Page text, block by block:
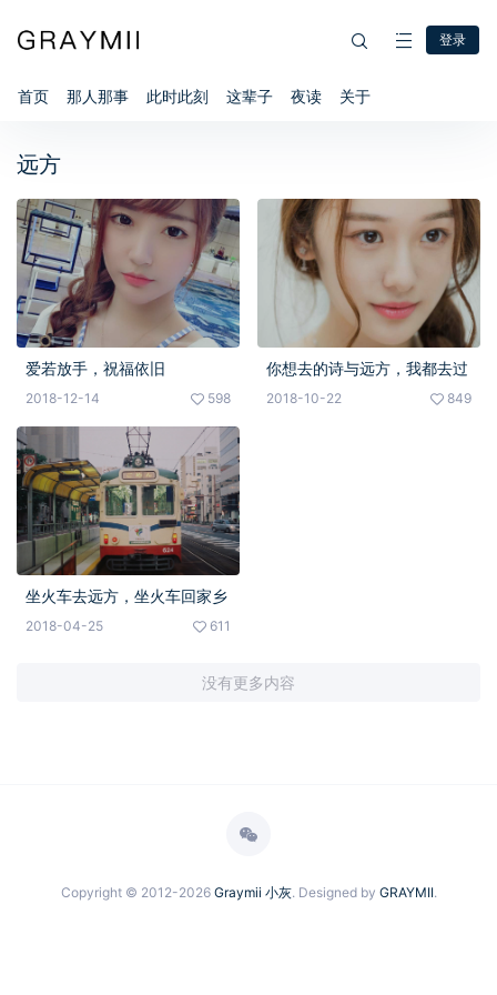
登录
首页 那人那事 此时此刻 这辈子 夜读 关于
远方
爱若放手，祝福依旧
2018-12-14 598
你想去的诗与远方，我都去过
2018-10-22 849
坐火车去远方，坐火车回家乡
2018-04-25 611
没有更多内容
Copyright © 2012-2026 Graymii 小灰. Designed by GRAYMII.